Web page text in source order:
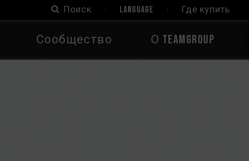
Поиск LANGUAGE Где купить
Сообщество О TEAMGROUP